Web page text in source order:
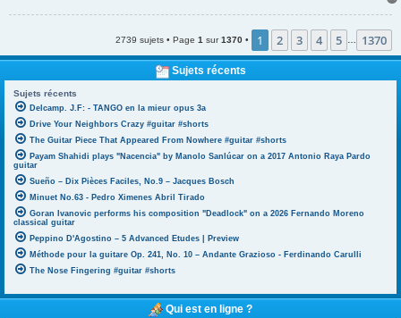
2739 sujets • Page 1 sur1370 • 1 2 3 4 5 1370
Sujets récents
Sujets récents
Delcamp. J.F: - TANGO en la mieur opus 3a
Drive Your Neighbors Crazy #guitar #shorts
The Guitar Piece That Appeared From Nowhere #guitar #shorts
Payam Shahidi plays "Nacencia" by Manolo Sanlúcar on a 2017 Antonio Raya Pardo
guitar
Sueño – Dix Pièces Faciles, No.9 – Jacques Bosch
Minuet No.63 - Pedro Ximenes Abril Tirado
Goran Ivanovic performs his composition "Deadlock" on a 2026 Fernando Moreno
classical guitar
Peppino D'Agostino – 5 Advanced Etudes | Preview
Méthode pour la guitare Op. 241, No. 10 – Andante Grazioso - Ferdinando Carulli
The Nose Fingering #guitar #shorts
Qui est en ligne ?